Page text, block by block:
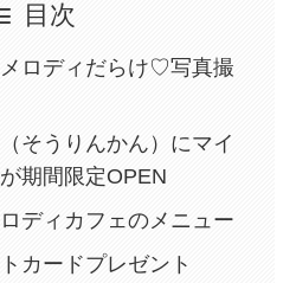
目次
ロディだらけ♡写真撮
そうりんかん）にマイ
期間限定OPEN
ディカフェのメニュー
カードプレゼント